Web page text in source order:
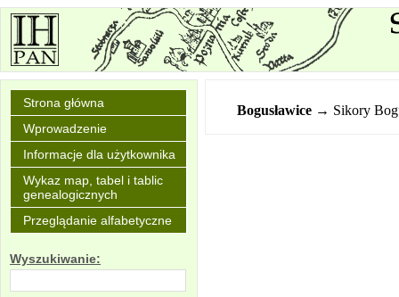
Strona główna
Wprowadzenie
Informacje dla użytkownika
Wykaz map, tabel i tablic
genealogicznych
Przeglądanie alfabetyczne
Wyszukiwanie:
Bogusławice → Sikory